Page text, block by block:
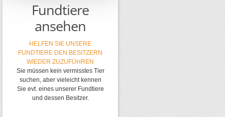
Fundtiere
ansehen
HELFEN SIE UNSERE
FUNDTIERE DEN BESITZERN
WIEDER ZUZUFÜHREN
Sie müssen kein vermisstes Tier
suchen, aber vieleicht kennen
Sie evt. eines unserer Fundtiere
und dessen Besitzer.